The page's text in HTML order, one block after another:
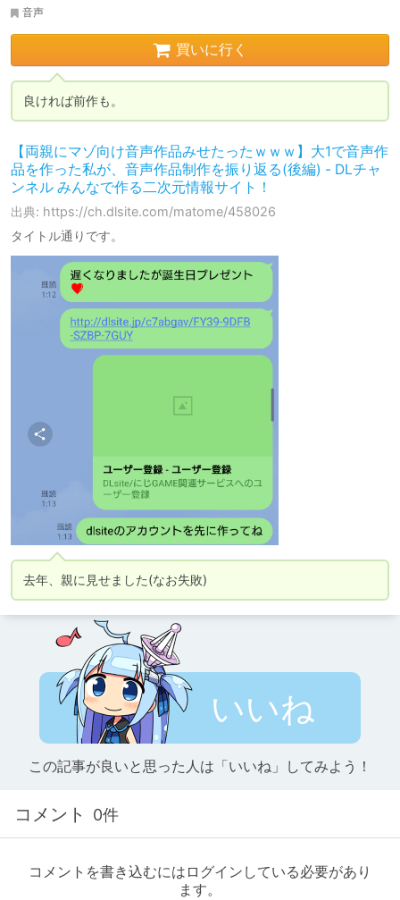
音声
買いに行く
良ければ前作も。
【両親にマゾ向け音声作品みせたったｗｗｗ】大1で音声作
品を作った私が、音声作品制作を振り返る(後編) - DLチャ
ンネル みんなで作る二次元情報サイト！
出典: https://ch.dlsite.com/matome/458026
タイトル通りです。
去年、親に見せました(なお失敗)
いいね
この記事が良いと思った人は「いいね」してみよう！
コメント 0件
コメントを書き込むにはログインしている必要があり
ます。